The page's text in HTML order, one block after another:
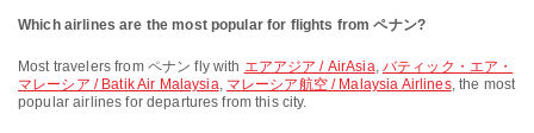
Which airlines are the most popular for flights from ペナン?
Most travelers from ペナン fly with エアアジア / AirAsia,バティック・エア・
マレーシア / Batik Air Malaysia, マレーシア航空 / Malaysia Airlines, the most
popular airlines for departures from this city.